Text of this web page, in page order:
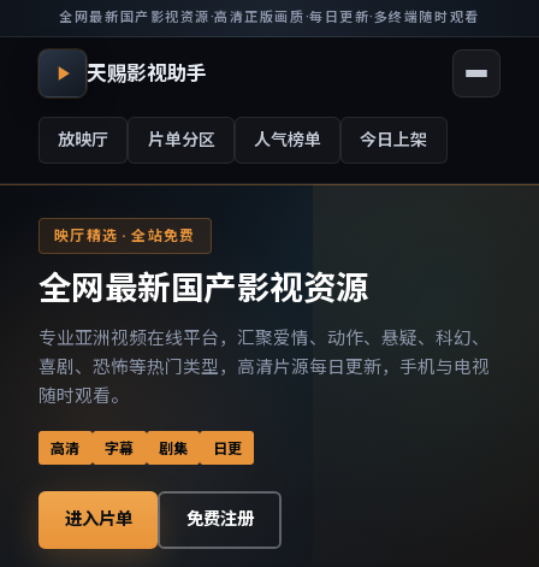
全网最新国产影视资源·高清正版画质·每日更新· 多终端随时观看
天赐影视助手
放映厅 片单分区 人气榜单 今日上架
映厅精选 · 全站免费
全网最新国产影视资源
专业亚洲视频在线平台，汇聚爱情、动作、悬疑、科幻、
喜剧、恐怖等热门类型，高清片源每日更新，手机与电视
随时观看。
高清 字幕 剧集 日更
进入片单 免费注册